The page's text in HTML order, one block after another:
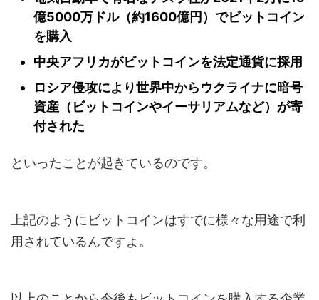
億5000万ドル（約1600億円）でビットコイン
を購入
中央アフリカがビットコインを法定通貨に採用
ロシア侵攻により世界中からウクライナに暗号
資産（ビットコインやイーサリアムなど）が寄
付された
といったことが起きているのです。
上記のようにビットコインはすでに様々な用途で利
用されているんですよ。